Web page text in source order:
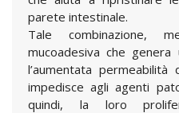
parete intestinale.
Tale combinazione,
mucoadesiva che
l’aumentata
impedisce agli agenti
quindi, la loro